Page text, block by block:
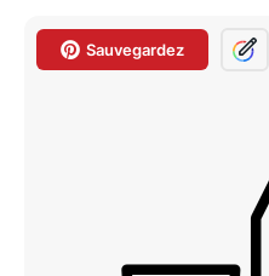
Sauvegardez